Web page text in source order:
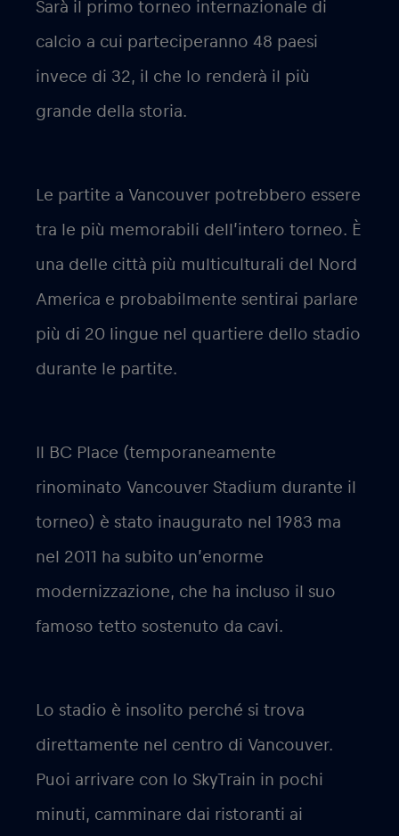
Sarà il primo torneo internazionale di
calcio a cui parteciperanno 48 paesi
invece di 32, il che lo renderà il più
grande della storia.
Le partite a Vancouver potrebbero essere
tra le più memorabili dell’intero torneo. È
una delle città più multiculturali del Nord
America e probabilmente sentirai parlare
più di 20 lingue nel quartiere dello stadio
durante le partite.
Il BC Place (temporaneamente
rinominato Vancouver Stadium durante il
torneo) è stato inaugurato nel 1983 ma
nel 2011 ha subito un’enorme
modernizzazione, che ha incluso il suo
famoso tetto sostenuto da cavi.
Lo stadio è insolito perché si trova
direttamente nel centro di Vancouver.
Puoi arrivare con lo SkyTrain in pochi
minuti, camminare dai ristoranti ai